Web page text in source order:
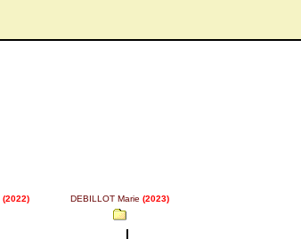
(2022) DEBILLOT Marie (2023)